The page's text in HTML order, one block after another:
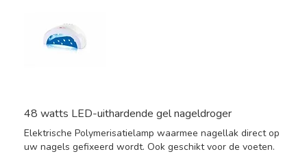
48 watts LED-uithardende gel nageldroger
Elektrische Polymerisatielamp waarmee nagellak direct op
uw nagels gefixeerd wordt. Ook geschikt voor de voeten.